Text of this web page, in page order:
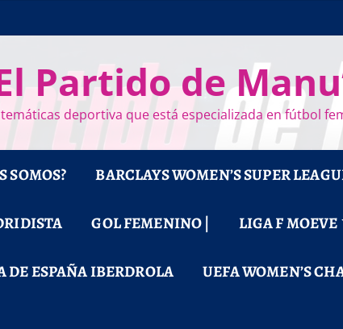
Partido de
deportiva que está especializada en fútbol
SOMOS? BARCLAYS WOMEN’S SUPER
GOL FEMENINO | LIGA F MOEVE
DE ESPAÑA IBERDROLA UEFA WOMEN’S